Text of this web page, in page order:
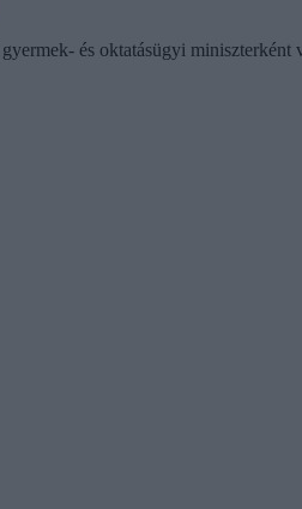
és oktatásügyi miniszterként